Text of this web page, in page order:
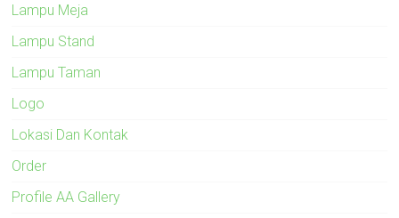
Lampu Meja
Lampu Stand
Lampu Taman
Logo
Lokasi Dan Kontak
Order
Profile AA Gallery